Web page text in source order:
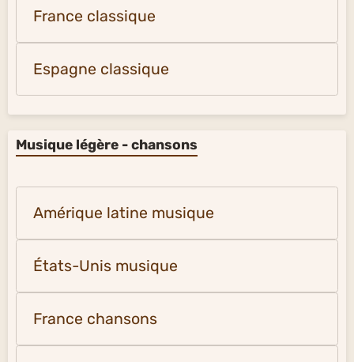
France classique
Espagne classique
Musique légère - chansons
Amérique latine musique
États-Unis musique
France chansons